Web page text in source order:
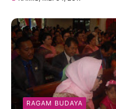
RAGAM BUDAYA